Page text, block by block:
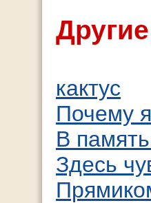
кактус
Почему
В
Здесь